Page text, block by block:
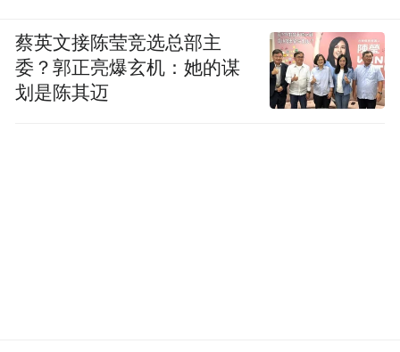
蔡英文接陈莹竞选总部主
委？郭正亮爆玄机：她的谋
划是陈其迈